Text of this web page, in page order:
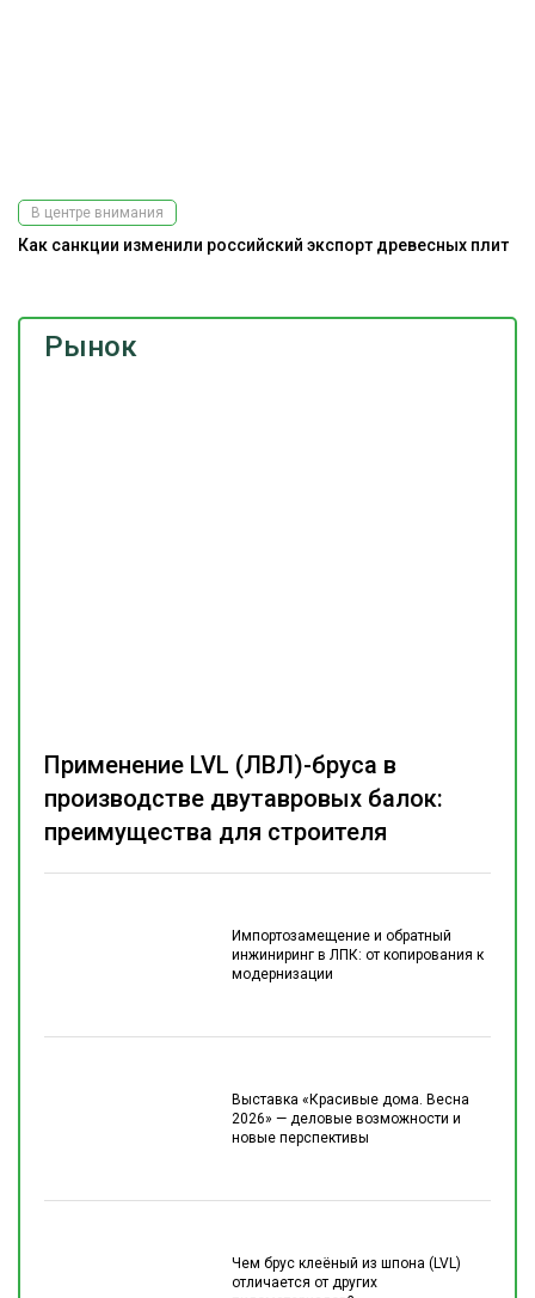
Рынок
Импортозамещение и обратный
инжиниринг в ЛПК: от копирования к
модернизации
Выставка «Красивые дома. Весна
2026» — деловые возможности и
новые перспективы
Чем брус клеёный из шпона (LVL)
отличается от других
Применение LVL (ЛВЛ)-бруса в
производстве двутавровых балок:
преимущества для строителя
В центре внимания
Как санкции изменили российский экспорт древесных плит